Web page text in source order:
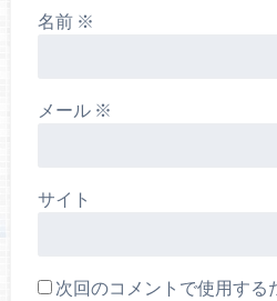
名前 ※
メール ※
サイト
次回のコメントで使用する